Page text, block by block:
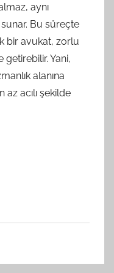
aynı
Bu süreçte
bir avukat, zorlu
getirebilir. Yani,
alanına
acılı şekilde